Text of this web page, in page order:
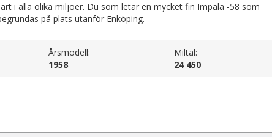
i alla olika miljöer. Du som letar en mycket fin Impala -58 som
på plats utanför Enköping.
Årsmodell:
1958
Miltal:
24 450